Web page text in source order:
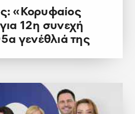
«Κορυφαίος
12η συνεχή
γενέθλιά της